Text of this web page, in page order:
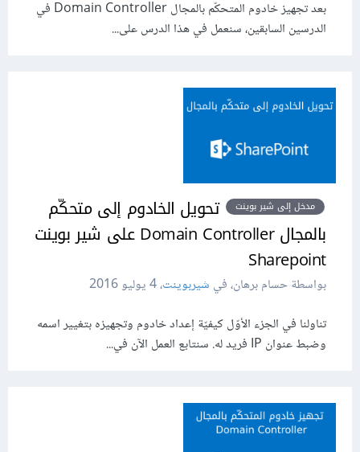
بعد تجهيز خادوم المتحكّم بالمجال Domain Controller في
الدرسين السابقين، سنعمل في هذا الدرس على...
مدخل إلى شير بوينت
تحويل الخادوم إلى متحكّم
بالمجال Domain Controller على شير بوينت
Sharepoint
بواسطة حسام برهان، في شيربوينت،4 يوليو 2016
تناولنا في الجزء الأوّل كيفيّة إعداد خادوم وتجهيزه بتغيير اسمه
وضبط عنوان IP فريد له. سنتابع العمل الآن في...